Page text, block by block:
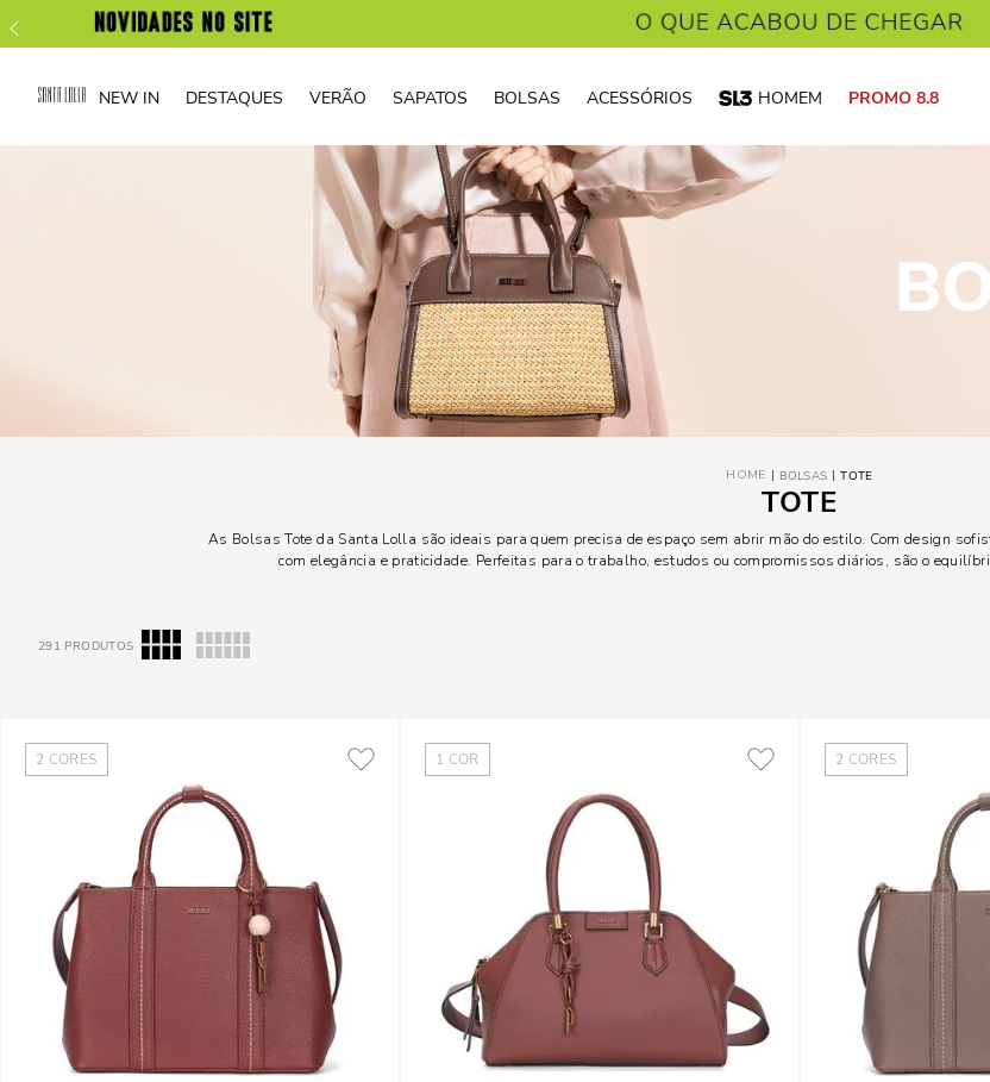
NEW IN DESTAQUES VERÃO SAPATOS BOLSAS ACESSÓRIOS HOMEM PROMO 8.8
BOLSAS TOTE
TOTE
As Bolsas Tote da Santa Lolla são ideais para quem precisa de espaço sem abrir mão do estilo. Com design
com elegância e praticidade. Perfeitas para o trabalho, estudos ou compromissos diários, são o
291 PRODUTOS
2 CORES 1 COR 2 CORES